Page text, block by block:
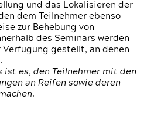
und das Lokalisieren der
dem Teilnehmer ebenso
zur Behebung von
des Seminars werden
Verfügung gestellt, an denen
ist es, den Teilnehmer mit den
an Reifen sowie deren